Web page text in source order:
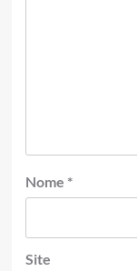
Nome *
Site